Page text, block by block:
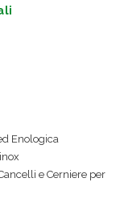
Enologica
e Cerniere per